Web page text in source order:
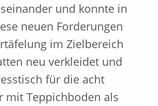
und konnte in
neuen Forderungen
im Zielbereich
neu verkleidet und
für die acht
mit Teppichboden als